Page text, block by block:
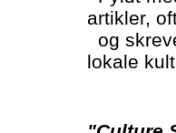
artikler,
og
lokale